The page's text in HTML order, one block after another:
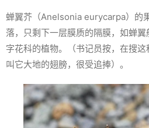
蝉翼芥（Anelsonia eurycarpa）的
落，只剩下一层膜质的隔膜，如蝉
字花科的植物。（书记员按，在搜
叫它大地的翅膀，很受追捧）。